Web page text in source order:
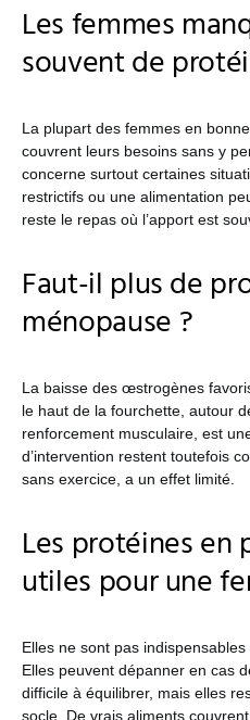
Les femmes
souvent de
La plupart des femmes en
couvrent leurs besoins sans y
concerne surtout certaines
restrictifs ou une alimentation
reste le repas où l’apport est
Faut-il plus de
ménopause ?
La baisse des œstrogènes
le haut de la fourchette, autour
renforcement musculaire, est
d’intervention restent toutefois
sans exercice, a un effet limité.
Les protéines en
utiles pour une
Elles ne sont pas
Elles peuvent dépanner en cas
difficile à équilibrer, mais elles
socle. De vrais aliments